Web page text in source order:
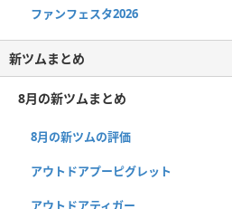
ファンフェスタ2026
新ツムまとめ
8月の新ツムまとめ
8月の新ツムの評価
アウトドアプーピグレット
アウトドアティガー